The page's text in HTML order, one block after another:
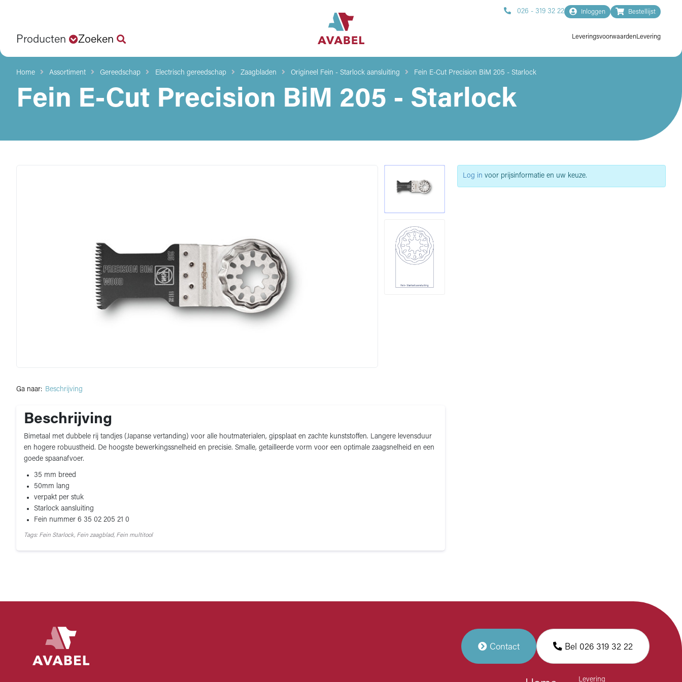
Producten Zoeken
026 - 319 32 22 Inloggen Bestellijst
LeveringsvoorwaardenLevering
Home Assortiment Gereedschap Electrisch gereedschap Zaagbladen Origineel Fein - Starlock aansluiting Fein E-Cut Precision BiM 205 - Starlock
Fein E-Cut Precision BiM 205 - Starlock
Ga naar: Beschrijving
Beschrijving
Bimetaal met dubbele rij tandjes (Japanse vertanding) voor alle houtmaterialen, gipsplaat en zachte kunststoffen. Langere levensduur
en hogere robuustheid. De hoogste bewerkingssnelheid en precisie. Smalle, getailleerde vorm voor een optimale zaagsnelheid en een
goede spaanafvoer.
35 mm breed
50mm lang
verpakt per stuk
Starlock aansluiting
Fein nummer 6 35 02 205 21 0
Tags: Fein Starlock, Fein zaagblad, Fein multitool
Log in voor prijsinformatie en uw keuze.
Contact Bel 026 319 32 22
Levering